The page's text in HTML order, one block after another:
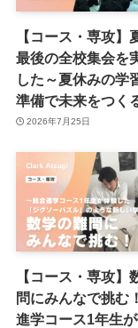
【コース・専攻】
最後の全校集会を
した～夏休みの学
準備で未来をつく
2026年7月25日
【コース・専攻】
問にみんなで挑む
進学コース1年生